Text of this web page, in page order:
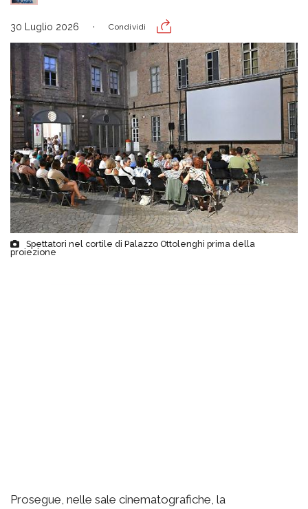
30 Luglio 2026 Condividi
Spettatori nel cortile di Palazzo Ottolenghi prima della
proiezione
Prosegue, nelle sale cinematografiche, la